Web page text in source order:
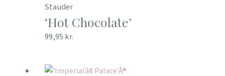
Stauder
‘Hot Chocolate’
99,95 kr.